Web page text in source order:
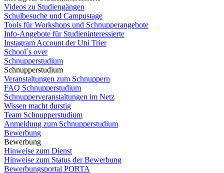
Videos zu Studiengängen
Schulbesuche und Campustage
Tools für Workshops und Schnupperangebote
Info-Angebote für Studieninteressierte
Instagram Account der Uni Trier
School´s over
Schnupperstudium
Schnupperstudium
Veranstaltungen zum Schnuppern
FAQ Schnupperstudium
Schnupperveranstaltungen im Netz
Wissen macht durstig
Team Schnupperstudium
Anmeldung zum Schnupperstudium
Bewerbung
Bewerbung
Hinweise zum Dienst
Hinweise zum Status der Bewerbung
Bewerbungsportal PORTA